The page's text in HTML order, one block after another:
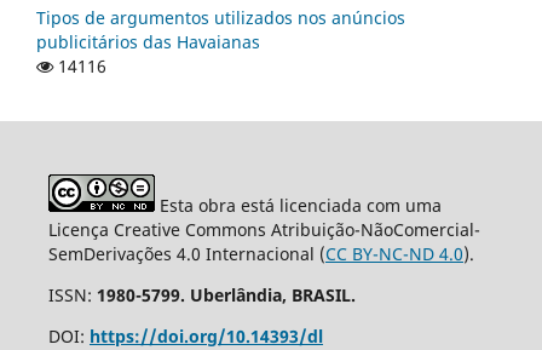
Tipos de argumentos utilizados nos anúncios
publicitários das Havaianas
14116
Esta obra está licenciada com uma
Licença Creative Commons Atribuição-NãoComercial-
SemDerivações 4.0 Internacional (CC BY-NC-ND 4.0).
ISSN: 1980-5799. Uberlândia, BRASIL.
DOI: https://doi.org/10.14393/dl